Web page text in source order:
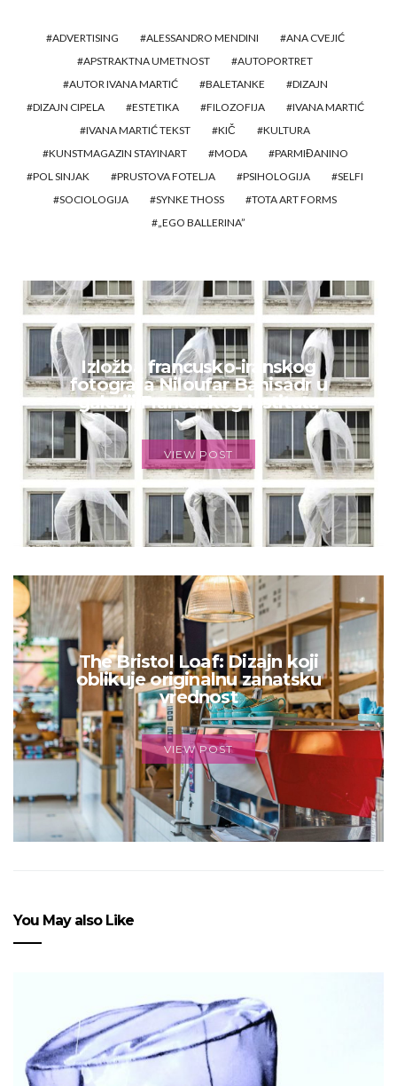
ADVERTISING ALESSANDRO MENDINI
ANA CVEJIĆ
APSTRAKTNA UMETNOST
AUTOPORTRET
AUTOR IVANA MARTIĆ
BALETANKE
DIZAJN
DIZAJN CIPELA
ESTETIKA FILOZOFIJA
IVANA MARTIĆ
IVANA MARTIĆ TEKST
KIČ
KULTURA
KUNSTMAGAZIN STAYINART
MODA
PARMIĐANINO
POL SINJAK
PRUSTOVA FOTELJA PSIHOLOGIJA
SELFI
SOCIOLOGIJA
SYNKE THOSS
TOTA ART FORMS
„EGO BALLERINA”
Izložba francusko-iranskog
fotografa Niloufar Banisadr u
galeriji Francuskog instituta
VIEW POST
The Bristol Loaf: Dizajn koji
oblikuje originalnu zanatsku
vrednost
VIEW POST
You May also Like